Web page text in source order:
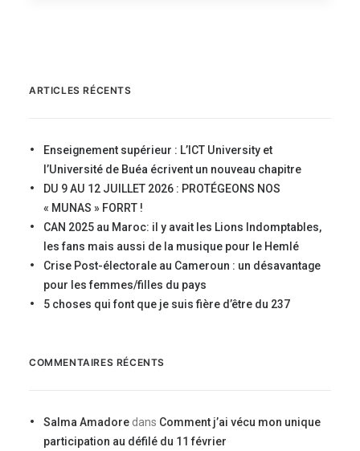
ARTICLES RÉCENTS
Enseignement supérieur : L’ICT University et
l’Université de Buéa écrivent un nouveau chapitre
DU 9 AU 12 JUILLET 2026 : PROTÉGEONS NOS
« MUNAS » FORRT !
CAN 2025 au Maroc: il y avait les Lions Indomptables,
les fans mais aussi de la musique pour le Hemlé
Crise Post-électorale au Cameroun : un désavantage
pour les femmes/filles du pays
5 choses qui font que je suis fière d’être du 237
COMMENTAIRES RÉCENTS
Salma Amadore dans Comment j’ai vécu mon unique
participation au défilé du 11 février